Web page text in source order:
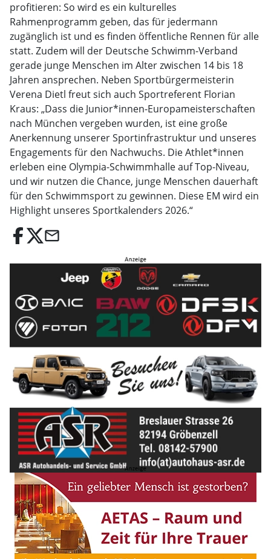
profitieren: So wird es ein kulturelles
Rahmenprogramm geben, das für jedermann
zugänglich ist und es finden öffentliche Rennen für alle
statt. Zudem will der Deutsche Schwimm-Verband
gerade junge Menschen im Alter zwischen 14 bis 18
Jahren ansprechen. Neben Sportbürgermeisterin
Verena Dietl freut sich auch Sportreferent Florian
Kraus: „Dass die Junior*innen-Europameisterschaften
nach München vergeben wurden, ist eine große
Anerkennung unserer Sportinfrastruktur und unseres
Engagements für den Nachwuchs. Die Athlet*innen
erleben eine Olympia-Schwimmhalle auf Top-Niveau,
und wir nutzen die Chance, junge Menschen dauerhaft
für den Schwimmsport zu gewinnen. Diese EM wird ein
Highlight unseres Sportkalenders 2026.“
email